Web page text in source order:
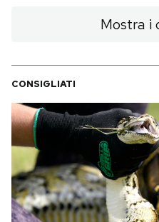
Mostra i
CONSIGLIATI